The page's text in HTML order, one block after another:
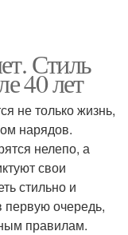
Стиль
40 лет
не только жизнь,
нарядов.
нелепо, а
свои
стильно и
первую очередь,
правилам.